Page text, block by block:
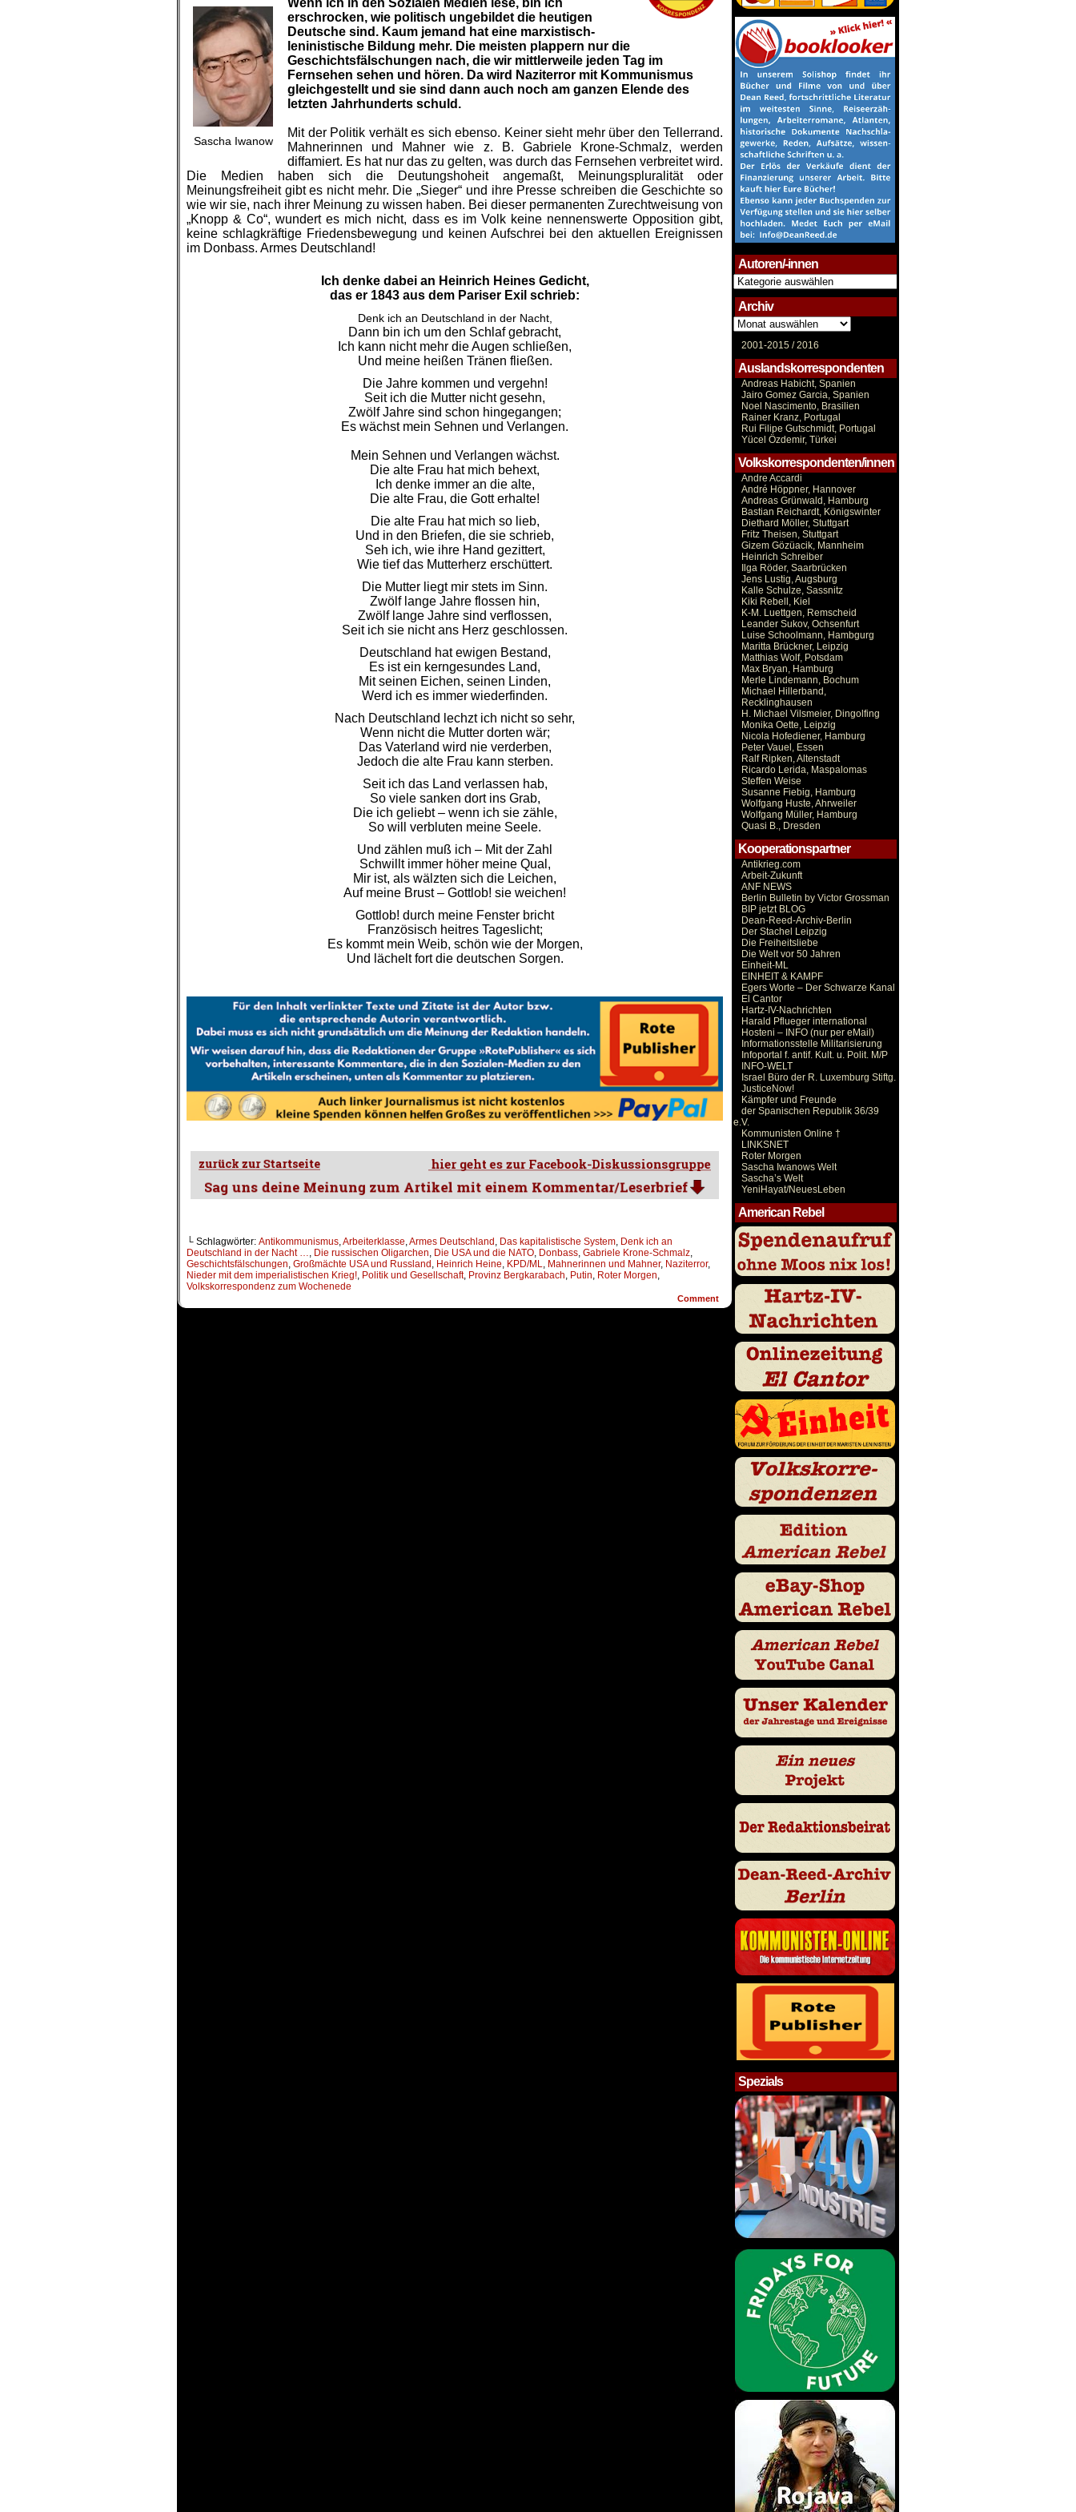
Sascha Iwanow
Wenn ich in den Sozialen Medien lese, bin ich
erschrocken, wie politisch ungebildet die heutigen
Deutsche sind. Kaum jemand hat eine marxistisch-
leninistische Bildung mehr. Die meisten plappern nur die
Geschichtsfälschungen nach, die wir mittlerweile jeden Tag im
Fernsehen sehen und hören. Da wird Naziterror mit Kommunismus
gleichgestellt und sie sind dann auch noch am ganzen Elende des
letzten Jahrhunderts schuld.
Mit der Politik verhält es sich ebenso. Keiner sieht mehr über den Tellerrand.
Mahnerinnen und Mahner wie z. B. Gabriele Krone-Schmalz, werden
diffamiert. Es hat nur das zu gelten, was durch das Fernsehen verbreitet wird.
Die Medien haben sich die Deutungshoheit angemaßt, Meinungspluralität oder
Meinungsfreiheit gibt es nicht mehr. Die „Sieger“ und ihre Presse schreiben die Geschichte so
wie wir sie, nach ihrer Meinung zu wissen haben. Bei dieser permanenten Zurechtweisung von
„Knopp & Co“, wundert es mich nicht, dass es im Volk keine nennenswerte Opposition gibt,
keine schlagkräftige Friedensbewegung und keinen Aufschrei bei den aktuellen Ereignissen
im Donbass. Armes Deutschland!
Ich denke dabei an Heinrich Heines Gedicht,
das er 1843 aus dem Pariser Exil schrieb:
Denk ich an Deutschland in der Nacht,
Dann bin ich um den Schlaf gebracht,
Ich kann nicht mehr die Augen schließen,
Und meine heißen Tränen fließen.
Die Jahre kommen und vergehn!
Seit ich die Mutter nicht gesehn,
Zwölf Jahre sind schon hingegangen;
Es wächst mein Sehnen und Verlangen.
Mein Sehnen und Verlangen wächst.
Die alte Frau hat mich behext,
Ich denke immer an die alte,
Die alte Frau, die Gott erhalte!
Die alte Frau hat mich so lieb,
Und in den Briefen, die sie schrieb,
Seh ich, wie ihre Hand gezittert,
Wie tief das Mutterherz erschüttert.
Die Mutter liegt mir stets im Sinn.
Zwölf lange Jahre flossen hin,
Zwölf lange Jahre sind verflossen,
Seit ich sie nicht ans Herz geschlossen.
Deutschland hat ewigen Bestand,
Es ist ein kerngesundes Land,
Mit seinen Eichen, seinen Linden,
Werd ich es immer wiederfinden.
Nach Deutschland lechzt ich nicht so sehr,
Wenn nicht die Mutter dorten wär;
Das Vaterland wird nie verderben,
Jedoch die alte Frau kann sterben.
Seit ich das Land verlassen hab,
So viele sanken dort ins Grab,
Die ich geliebt – wenn ich sie zähle,
So will verbluten meine Seele.
Und zählen muß ich – Mit der Zahl
Schwillt immer höher meine Qual,
Mir ist, als wälzten sich die Leichen,
Auf meine Brust – Gottlob! sie weichen!
Gottlob! durch meine Fenster bricht
Französisch heitres Tageslicht;
Es kommt mein Weib, schön wie der Morgen,
Und lächelt fort die deutschen Sorgen.
└ Schlagwörter: Antikommunismus,Arbeiterklasse,Armes Deutschland , Das kapitalistische System, Denk ich an
Deutschland in der Nacht …, Die russischen Oligarchen, Die USA und die NATO, Donbass, Gabriele Krone-Schmalz,
Geschichtsfälschungen, Großmächte USA und Russland , Heinrich Heine, KPD/ML, Mahnerinnen und Mahner, Naziterror,
Nieder mit dem imperialistischen Krieg!, Politik und Gesellschaft, Provinz Bergkarabach, Putin, Roter Morgen,
Volkskorrespondenz zum Wochenede
Comment
Autoren/-innen
Autoren/-
innen
Archiv
Archiv
2001-2015 /2016
Auslandskorrespondenten
Andreas Habicht, Spanien
Jairo Gomez Garcia, Spanien
Noel Nascimento, Brasilien
Rainer Kranz, Portugal
Rui Filipe Gutschmidt, Portugal
Yücel Özdemir, Türkei
Volkskorrespondenten/innen
Andre Accardi
André Höppner, Hannover
Andreas Grünwald, Hamburg
Bastian Reichardt, Königswinter
Diethard Möller, Stuttgart
Fritz Theisen, Stuttgart
Gizem Gözüacik, Mannheim
Heinrich Schreiber
Ilga Röder, Saarbrücken
Jens Lustig, Augsburg
Kalle Schulze, Sassnitz
Kiki Rebell, Kiel
K-M. Luettgen, Remscheid
Leander Sukov, Ochsenfurt
Luise Schoolmann, Hambgurg
Maritta Brückner, Leipzig
Matthias Wolf, Potsdam
Max Bryan, Hamburg
Merle Lindemann, Bochum
Michael Hillerband,
Recklinghausen
H. Michael Vilsmeier, Dingolfing
Monika Oette, Leipzig
Nicola Hofediener, Hamburg
Peter Vauel, Essen
Ralf Ripken, Altenstadt
Ricardo Lerida, Maspalomas
Steffen Weise
Susanne Fiebig, Hamburg
Wolfgang Huste, Ahrweiler
Wolfgang Müller, Hamburg
Quasi B., Dresden
Kooperationspartner
Antikrieg.com
Arbeit-Zukunft
ANF NEWS
Berlin Bulletin by Victor Grossman
BIP jetzt BLOG
Dean-Reed-Archiv-Berlin
Der Stachel Leipzig
Die Freiheitsliebe
Die Welt vor 50 Jahren
Einheit-ML
EINHEIT & KAMPF
Egers Worte – Der Schwarze Kanal
El Cantor
Hartz-IV-Nachrichten
Harald Pflueger international
Hosteni – INFO (nur per eMail)
Informationsstelle Militarisierung
Infoportal f. antif. Kult. u. Polit. M/P
INFO-WELT
Israel Büro der R. Luxemburg Stiftg.
JusticeNow!
Kämpfer und Freunde
der Spanischen Republik 36/39
e.V.
Kommunisten Online †
LINKSNET
Roter Morgen
Sascha Iwanows Welt
Sascha’s Welt
YeniHayat/NeuesLeben
American Rebel
Spezials